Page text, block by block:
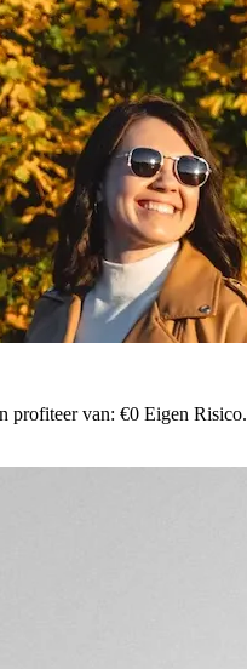
profiteer van: €0 Eigen Risico.